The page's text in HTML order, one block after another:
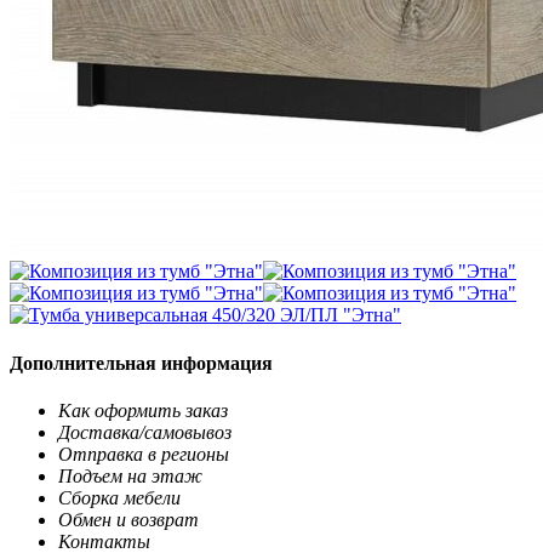
Дополнительная информация
Как оформить заказ
Доставка/самовывоз
Отправка в регионы
Подъем на этаж
Сборка мебели
Обмен и возврат
Контакты